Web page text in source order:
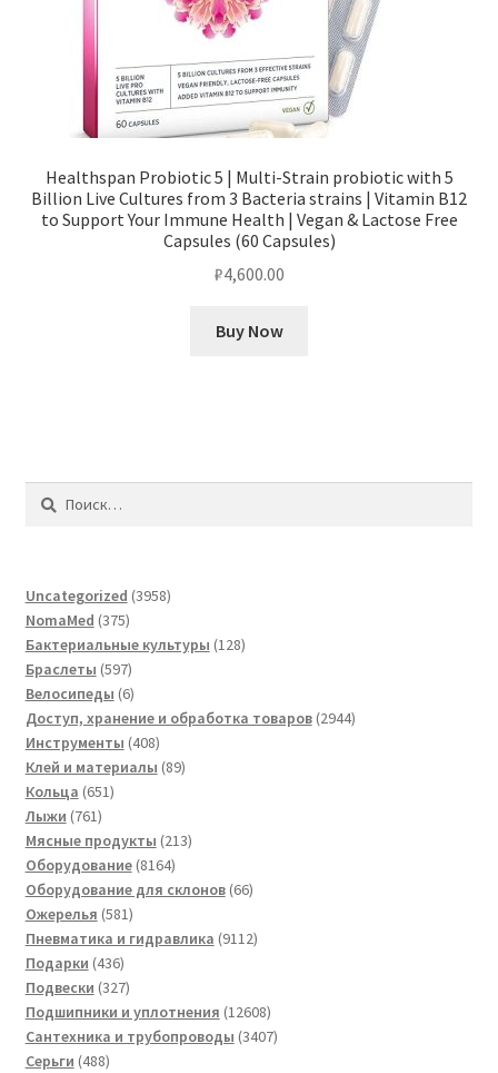
Healthspan Probiotic 5 | Multi-Strain probiotic with 5
Billion Live Cultures from 3 Bacteria strains | Vitamin B12
to Support Your Immune Health | Vegan & Lactose Free
Capsules (60 Capsules)
₽4,600.00
Buy Now
Найти:
Uncategorized 39583958
NomaMed 375375
товаров
Бактериальные культуры 128128
Браслеты 597597
товаров
Велосипеды 66
товаров
Доступ, хранение и обработка товаров 29442944
Инструменты 408408
товаров
Клей и материалы 8989
Кольца 651651
Лыжи 761761
товар
Мясные продукты 213213
Оборудование 81648164
товара
Оборудование для склонов 6666
Ожерелья 581581
товар
Пневматика и гидравлика 91129112
Подарки 436436
товаров
Подвески 327327
товаров
Подшипники и уплотнения 1260812608
товаров
Сантехника и трубопроводы 34073407
Серьги 488488